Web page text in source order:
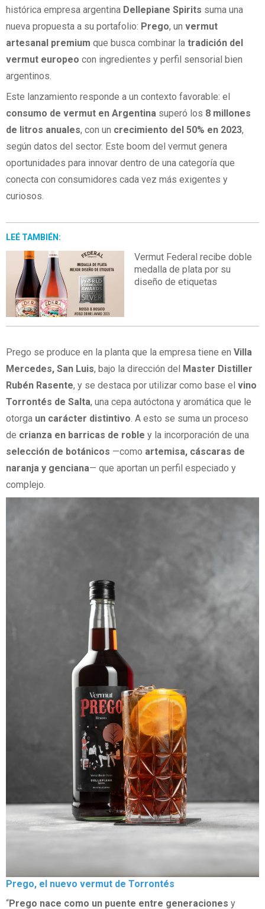
histórica empresa argentina Dellepiane Spirits suma una
nueva propuesta a su portafolio: Prego, un vermut
artesanal premium que busca combinar la tradición del
vermut europeo con ingredientes y perfil sensorial bien
argentinos.
Este lanzamiento responde a un contexto favorable: el
consumo de vermut en Argentina superó los 8 millones
de litros anuales, con un crecimiento del 50% en 2023,
según datos del sector. Este boom del vermut genera
oportunidades para innovar dentro de una categoría que
conecta con consumidores cada vez más exigentes y
curiosos.
LEÉ TAMBIÉN:
Vermut Federal recibe doble
medalla de plata por su
diseño de etiquetas
Prego se produce en la planta que la empresa tiene en Villa
Mercedes, San Luis, bajo la dirección del Master Distiller
Rubén Rasente, y se destaca por utilizar como base el vino
Torrontés de Salta, una cepa autóctona y aromática que le
otorga un carácter distintivo . A esto se suma un proceso
de crianza en barricas de roble y la incorporación de una
selección de botánicos —como artemisa, cáscaras de
naranja y genciana— que aportan un perfil especiado y
complejo.
Prego, el nuevo vermut de Torrontés
“Prego nace como un puente entre generaciones y